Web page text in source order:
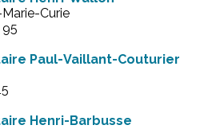
Curie
Paul-Vaillant-Couturier
Henri-Barbusse